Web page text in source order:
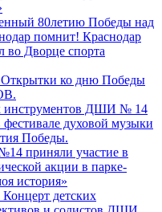
80летию Победы над
помнит! Краснодар
во Дворце спорта
ко дню Победы
инструментов ДШИ № 14
фестивале духовой музыки
Победы.
приняли участие в
акции в парке-
история»
детских